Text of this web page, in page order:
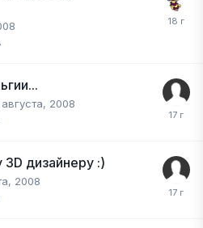
2008
дизайнеру :)
2008